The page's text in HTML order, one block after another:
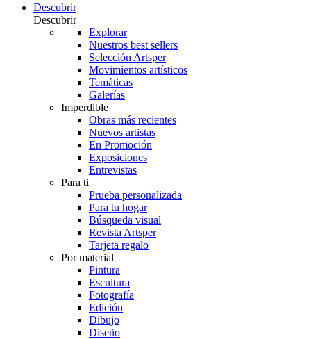
Descubrir
Descubrir
Explorar
Nuestros best sellers
Selección Artsper
Movimientos artísticos
Temáticas
Galerías
Imperdible
Obras más recientes
Nuevos artistas
En Promoción
Exposiciones
Entrevistas
Para ti
Prueba personalizada
Para tu hogar
Búsqueda visual
Revista Artsper
Tarjeta regalo
Por material
Pintura
Escultura
Fotografía
Edición
Dibujo
Diseño